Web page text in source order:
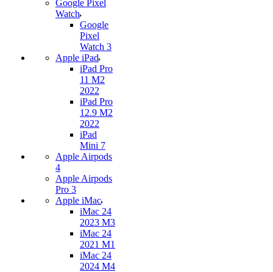
Google Pixel
Watch
Google
Pixel
Watch 3
Apple iPad
iPad Pro
11 M2
2022
iPad Pro
12.9 M2
2022
iPad
Mini 7
Apple Airpods
4
Apple Airpods
Pro 3
Apple iMac
iMac 24
2023 M3
iMac 24
2021 M1
iMac 24
2024 M4